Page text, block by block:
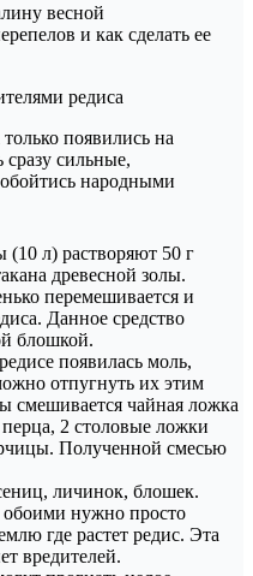
весной
и как сделать ее
редиса
появились на
сильные,
народными
л) растворяют 50 г
древесной золы.
перемешивается и
Данное средство
блошкой.
появилась моль,
отпугнуть их этим
смешивается чайная ложка
2 столовые ложки
Полученной смесью
личинок, блошек.
нужно просто
где растет редис. Эта
вредителей.